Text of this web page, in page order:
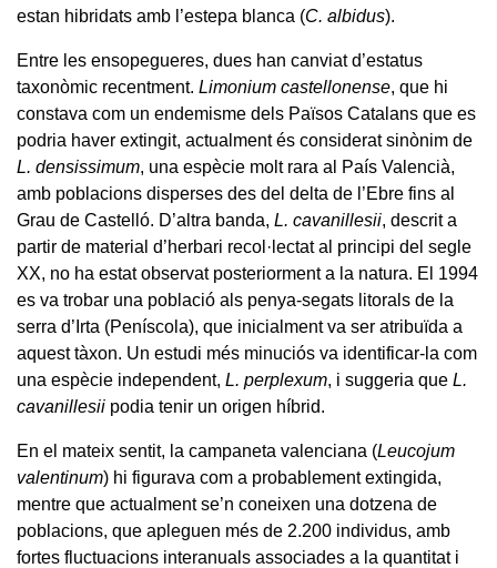
estan hibridats amb l’estepa blanca (C. albidus).
Entre les ensopegueres, dues han canviat d’estatus
taxonòmic recentment. Limonium castellonense, que hi
constava com un endemisme dels Països Catalans que es
podria haver extingit, actualment és considerat sinònim de
L. densissimum, una espècie molt rara al País Valencià,
amb poblacions disperses des del delta de l’Ebre fins al
Grau de Castelló. D’altra banda, L. cavanillesii, descrit a
partir de material d’herbari recol·lectat al principi del segle
XX, no ha estat observat posteriorment a la natura. El 1994
es va trobar una població als penya-segats litorals de la
serra d’Irta (Peníscola), que inicialment va ser atribuïda a
aquest tàxon. Un estudi més minuciós va identificar-la com
una espècie independent, L. perplexum, i suggeria que L.
cavanillesii podia tenir un origen híbrid.
En el mateix sentit, la campaneta valenciana (Leucojum
valentinum) hi figurava com a probablement extingida,
mentre que actualment se’n coneixen una dotzena de
poblacions, que apleguen més de 2.200 individus, amb
fortes fluctuacions interanuals associades a la quantitat i